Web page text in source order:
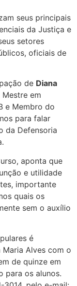
seus principais
da Justiça e
setores
oficiais de
de Diana
Mestre em
e Membro do
para falar
da Defensoria
aponta que
e utilidade
importante
quais os
sem o auxílio
é
Alves com o
de quinze em
para os alunos.